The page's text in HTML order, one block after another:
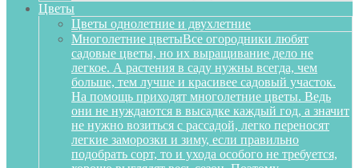
Цветы
Цветы однолетние и двухлетние
Многолетние цветыВсе огородники любят
садовые цветы, но их выращивание дело не
легкое. А растения в саду нужны всегда, чем
больше, тем лучше и красивее садовый участок.
На помощь приходят многолетние цветы. Ведь
они не нуждаются в высадке каждый год, а значит
не нужно возиться с рассадой, легко переносят
легкие заморозки и зиму, если правильно
подобрать сорт, то и ухода особого не требуется,